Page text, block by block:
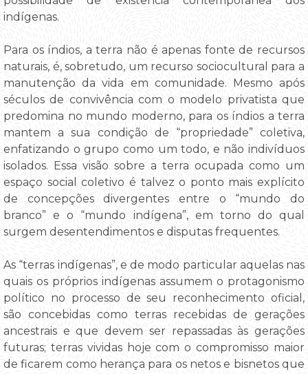
indígenas.
Para os índios, a terra não é apenas fonte de recursos
naturais, é, sobretudo, um recurso sociocultural para a
manutenção da vida em comunidade. Mesmo após
séculos de convivência com o modelo privatista que
predomina no mundo moderno, para os índios a terra
mantem a sua condição de “propriedade” coletiva,
enfatizando o grupo como um todo, e não indivíduos
isolados. Essa visão sobre a terra ocupada como um
espaço social coletivo é talvez o ponto mais explícito
de concepções divergentes entre o “mundo do
branco” e o “mundo indígena”, em torno do qual
surgem desentendimentos e disputas frequentes.
As “terras indígenas”, e de modo particular aquelas nas
quais os próprios indígenas assumem o protagonismo
político no processo de seu reconhecimento oficial,
são concebidas como terras recebidas de gerações
ancestrais e que devem ser repassadas às gerações
futuras; terras vividas hoje com o compromisso maior
de ficarem como herança para os netos e bisnetos que